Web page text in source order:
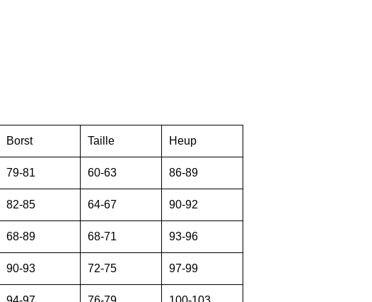
Borst Taille Heup
79-81 60-63 86-89
82-85 64-67 90-92
68-89 68-71 93-96
90-93 72-75 97-99